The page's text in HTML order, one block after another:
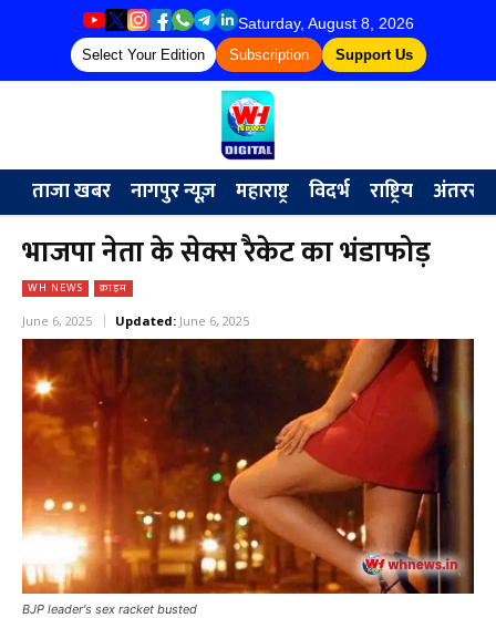
Saturday, August 8, 2026
Select Your Edition Subscription Support Us
ताजा खबर नागपुर न्यूज़ महाराष्ट्र विदर्भ राष्ट्रिय
भाजपा नेता के सेक्स रैकेट का भंडाफोड़
WH NEWS क्राइम
June 6, 2025 Updated: June 6, 2025
BJP leader's sex racket busted